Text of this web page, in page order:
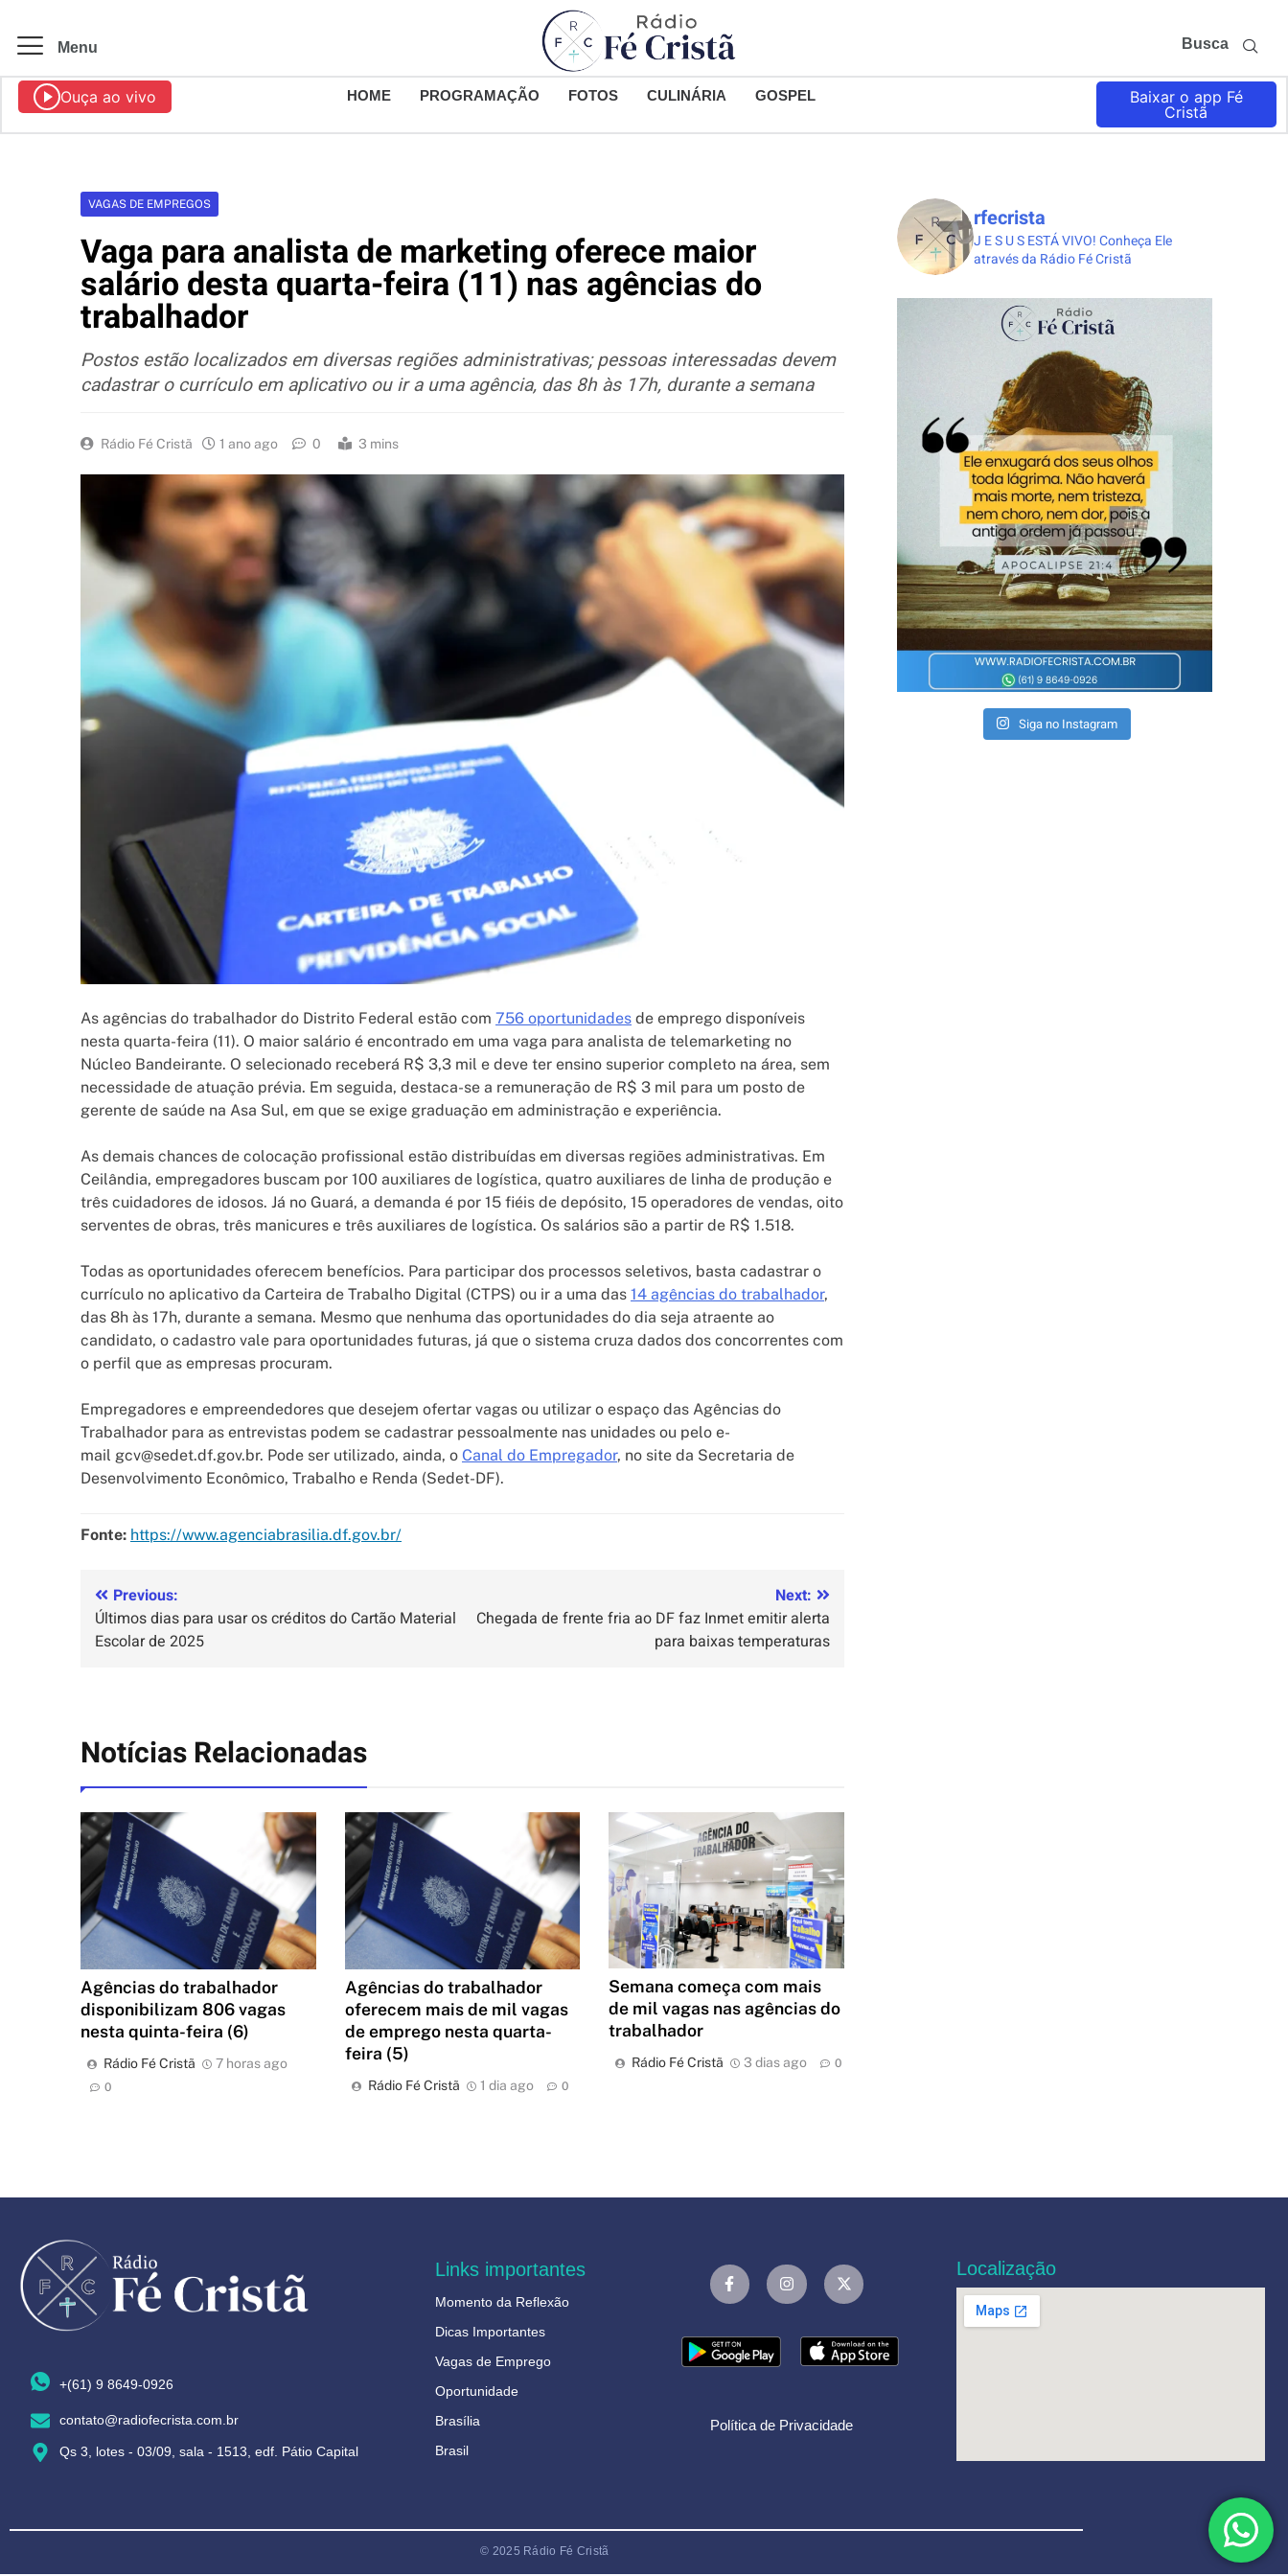
Menu Busca
Ouça ao vivo HOME PROGRAMAÇÃO FOTOS CULINÁRIA GOSPEL
Baixar o app Fé
Cristã
VAGAS DE EMPREGOS
Vaga para analista de marketing oferece maior
salário desta quarta-feira (11) nas agências do
trabalhador
Postos estão localizados em diversas regiões administrativas; pessoas interessadas devem
cadastrar o currículo em aplicativo ou ir a uma agência, das 8h às 17h, durante a semana
Rádio Fé Cristã 1 ano ago 0 3 mins
As agências do trabalhador do Distrito Federal estão com 756 oportunidades de emprego disponíveis
nesta quarta-feira (11). O maior salário é encontrado em uma vaga para analista de telemarketing no
Núcleo Bandeirante. O selecionado receberá R$ 3,3 mil e deve ter ensino superior completo na área, sem
necessidade de atuação prévia. Em seguida, destaca-se a remuneração de R$ 3 mil para um posto de
gerente de saúde na Asa Sul, em que se exige graduação em administração e experiência.
As demais chances de colocação profissional estão distribuídas em diversas regiões administrativas. Em
Ceilândia, empregadores buscam por 100 auxiliares de logística, quatro auxiliares de linha de produção e
três cuidadores de idosos. Já no Guará, a demanda é por 15 fiéis de depósito, 15 operadores de vendas, oito
serventes de obras, três manicures e três auxiliares de logística. Os salários são a partir de R$ 1.518.
Todas as oportunidades oferecem benefícios. Para participar dos processos seletivos, basta cadastrar o
currículo no aplicativo da Carteira de Trabalho Digital (CTPS) ou ir a uma das 14 agências do trabalhador,
das 8h às 17h, durante a semana. Mesmo que nenhuma das oportunidades do dia seja atraente ao
candidato, o cadastro vale para oportunidades futuras, já que o sistema cruza dados dos concorrentes com
o perfil que as empresas procuram.
Empregadores e empreendedores que desejem ofertar vagas ou utilizar o espaço das Agências do
Trabalhador para as entrevistas podem se cadastrar pessoalmente nas unidades ou pelo e-
mail gcv@sedet.df.gov.br. Pode ser utilizado, ainda, o Canal do Empregador, no site da Secretaria de
Desenvolvimento Econômico, Trabalho e Renda (Sedet-DF).
Fonte: https://www.agenciabrasilia.df.gov.br/
Previous:
Últimos dias para usar os créditos do Cartão Material
Escolar de 2025
Next:
Chegada de frente fria ao DF faz Inmet emitir alerta
para baixas temperaturas
Notícias Relacionadas
Agências do trabalhador
disponibilizam 806 vagas
nesta quinta-feira (6)
Rádio Fé Cristã 7 horas ago
0
Agências do trabalhador
oferecem mais de mil vagas
de emprego nesta quarta-
feira (5)
Rádio Fé Cristã 1 dia ago 0
Semana começa com mais
de mil vagas nas agências do
trabalhador
Rádio Fé Cristã 3 dias ago 0
rfecrista
J E S U S ESTÁ VIVO!Conheça Ele
através da Rádio Fé Cristã
Siga no Instagram
+(61) 9 8649-0926
contato@radiofecrista.com.br
Qs 3, lotes - 03/09, sala - 1513, edf. Pátio Capital
Links importantes
Momento da Reflexão
Dicas Importantes
Vagas de Emprego
Oportunidade
Brasília
Brasil
Política de Privacidade
Localização
© 2025 Rádio Fé Cristã